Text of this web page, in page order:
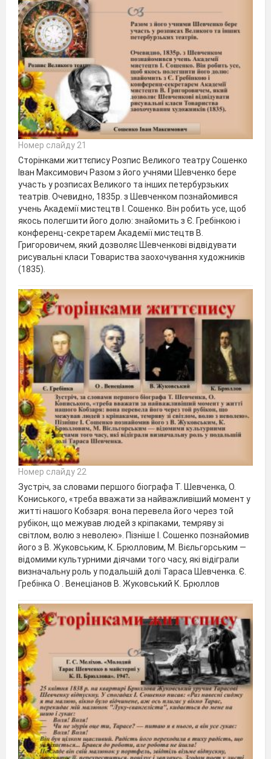
Номер слайду 21
Сторінками життєпису Розпис Великого театру Сошенко
Іван Максимович Разом з його учнями Шевченко бере
участь у розписах Великого та інших петербурзьких
театрів. Очевидно, 1835р. з Шевченком познайомився
учень Академії мистецтв І. Сошенко. Він робить усе, щоб
якось полегшити його долю: знайомить з Є. Гребінкою і
конференц-секретарем Академії мистецтв В.
Григоровичем, який дозволяє Шевченкові відвідувати
рисувальні класи Товариства заохочування художників
(1835).
Номер слайду 22
Зустріч, за словами першого біографа Т. Шевченка, О.
Кониського, «треба вважати за найважливіший момент у
житті нашого Кобзаря: вона перевела його через той
рубікон, що межував людей з кріпаками, темряву зі
світлом, волю з неволею». Пізніше І. Сошенко познайомив
його з В. Жуковським, К. Брюлловим, М. Вієльгорським —
відомими культурними діячами того часу, які відіграли
визначальну роль у подальшій долі Тараса Шевченка. Є.
Гребінка О . Венеціанов В. Жуковський К. Брюллов